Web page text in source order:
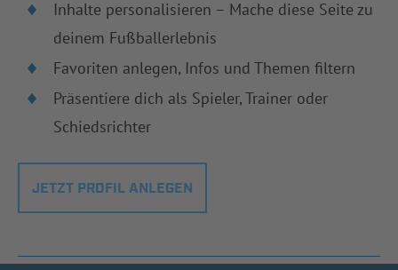
Inhalte personalisieren – Mache diese Seite zu
deinem Fußballerlebnis
Favoriten anlegen, Infos und Themen filtern
Präsentiere dich als Spieler, Trainer oder
Schiedsrichter
JETZT PROFIL ANLEGEN